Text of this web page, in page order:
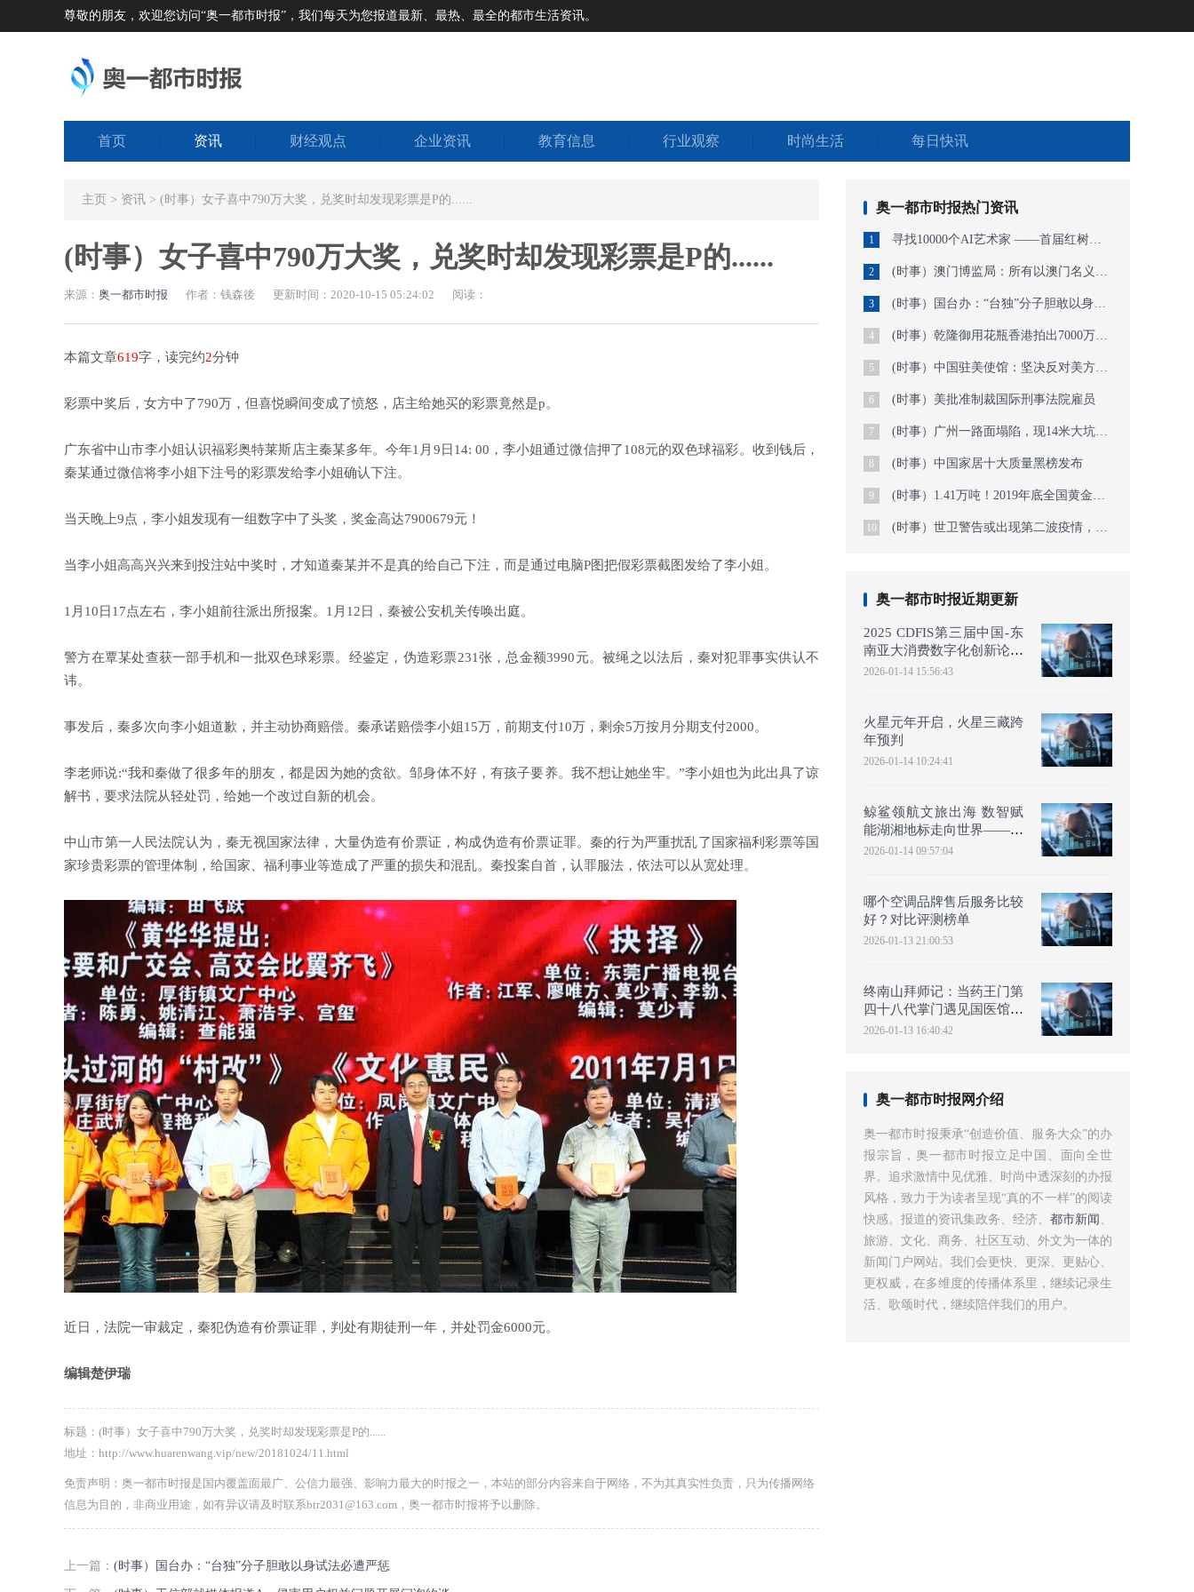
尊敬的朋友，欢迎您访问“奥一都市时报”，我们每天为您报道最新、最热、最全的都市生活资讯。
首页 资讯 财经观点 企业资讯 教育信息 行业观察 时尚生活 每日快讯
主页 > 资讯 > (时事）女子喜中790万大奖，兑奖时却发现彩票是P的......
(时事）女子喜中790万大奖，兑奖时却发现彩票是P的......
来源： 奥一都市时报 作者：钱森後 更新时间：2020-10-15 05:24:02 阅读：
本篇文章619字，读完约2分钟
彩票中奖后，女方中了790万，但喜悦瞬间变成了愤怒，店主给她买的彩票竟然是p。
广东省中山市李小姐认识福彩奥特莱斯店主秦某多年。今年1月9日14: 00，李小姐通过微信押了108元的双色球福彩。收到钱后，
秦某通过微信将李小姐下注号的彩票发给李小姐确认下注。
当天晚上9点，李小姐发现有一组数字中了头奖，奖金高达7900679元！
当李小姐高高兴兴来到投注站中奖时，才知道秦某并不是真的给自己下注，而是通过电脑P图把假彩票截图发给了李小姐。
1月10日17点左右，李小姐前往派出所报案。1月12日，秦被公安机关传唤出庭。
警方在覃某处查获一部手机和一批双色球彩票。经鉴定，伪造彩票231张，总金额3990元。被绳之以法后，秦对犯罪事实供认不
讳。
事发后，秦多次向李小姐道歉，并主动协商赔偿。秦承诺赔偿李小姐15万，前期支付10万，剩余5万按月分期支付2000。
李老师说:“我和秦做了很多年的朋友，都是因为她的贪欲。邹身体不好，有孩子要养。我不想让她坐牢。”李小姐也为此出具了谅
解书，要求法院从轻处罚，给她一个改过自新的机会。
中山市第一人民法院认为，秦无视国家法律，大量伪造有价票证，构成伪造有价票证罪。秦的行为严重扰乱了国家福利彩票等国
家珍贵彩票的管理体制，给国家、福利事业等造成了严重的损失和混乱。秦投案自首，认罪服法，依法可以从宽处理。
近日，法院一审裁定，秦犯伪造有价票证罪，判处有期徒刑一年，并处罚金6000元。
编辑楚伊瑞
标题：(时事）女子喜中790万大奖，兑奖时却发现彩票是P的......
地址：http://www.huarenwang.vip/new/20181024/11.html
免责声明：奥一都市时报是国内覆盖面最广、公信力最强、影响力最大的时报之一，本站的部分内容来自于网络，不为其真实性负责，只为传播网络
信息为目的，非商业用途，如有异议请及时联系btr2031@163.com，奥一都市时报将予以删除。
上一篇： (时事）国台办：“台独”分子胆敢以身试法必遭严惩
奥一都市时报热门资讯
1 寻找10000个AI艺术家 ——首届红树林AI艺术万人展暨今日未来馆AI艺术特展开启作
2 (时事）澳门博监局：所有以澳门名义经营的网上娱乐场均属非法
3 (时事）国台办：“台独”分子胆敢以身试法必遭严惩
4 (时事）乾隆御用花瓶香港拍出7000万港元，曾流落欧洲半世纪
5 (时事）中国驻美使馆：坚决反对美方因涉港问题对中方官员实施签证限制措施
6 (时事）美批准制裁国际刑事法院雇员
7 (时事）广州一路面塌陷，现14米大坑，已出动潜水员
8 (时事）中国家居十大质量黑榜发布
9 (时事）1.41万吨！2019年底全国黄金查明资源储量公布
10 (时事）世卫警告或出现第二波疫情，美疾控官员：大流行还未结束
奥一都市时报近期更新
2025 CDFIS第三届中国-东
南亚大消费数字化创新论坛
于曼谷圆满举行——共绘
2026-01-14 15:56:43
火星元年开启，火星三藏跨
年预判
2026-01-14 10:24:41
鲸鲨领航文旅出海 数智赋
能湖湘地标走向世界——王
府中心世界地标品牌2049
2026-01-14 09:57:04
哪个空调品牌售后服务比较
好？对比评测榜单
2026-01-13 21:00:53
终南山拜师记：当药王门第
四十八代掌门遇见国医馆连
锁创始人
2026-01-13 16:40:42
奥一都市时报网介绍
奥一都市时报秉承“创造价值、服务大众”的办
报宗旨，奥一都市时报立足中国、面向全世
界。追求激情中见优雅、时尚中透深刻的办报
风格，致力于为读者呈现“真的不一样”的阅读
快感。报道的资讯集政务、经济、 都市新闻 、
旅游、文化、商务、社区互动、外文为一体的
新闻门户网站。我们会更快、更深、更贴心、
更权威，在多维度的传播体系里，继续记录生
活、歌颂时代，继续陪伴我们的用户。